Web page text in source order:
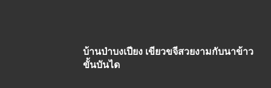
บ้านป่าบงเปียง เขียวขจีสวยงามกับนาข้าว
ขั้นบันได